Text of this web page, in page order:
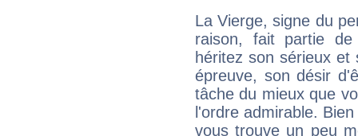
La Vierge, signe du
raison, fait partie
héritez son sérieux
épreuve, son désir
tâche du mieux que
l'ordre admirable.
vous trouve un peu